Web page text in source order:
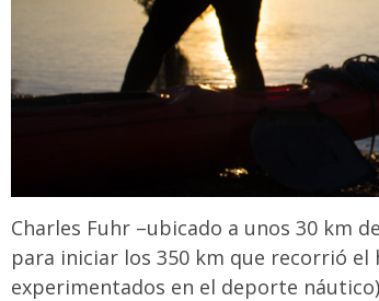
Charles Fuhr –ubicado a unos 30 km
para iniciar los 350 km que recorrió
experimentados en el deporte